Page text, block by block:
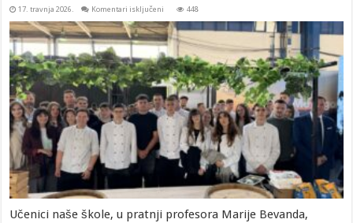
17. travnja 2026. Komentari isključeni
Sajmu
gospodarstva
u
Mostaru
448
Učenici naše škole, u pratnji profesora Marije Bevanda,